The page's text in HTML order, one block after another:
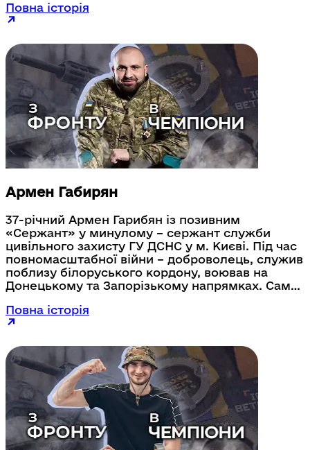
захисників російські окупанти обстріляні
реактивними системами залпового вогню
Андрія загинуло, а він сам отримав тяжкі
поранення. Рік проходив реабілітацію. Ветеран
брав участь у збірній команді, що
представляла Україну в Іспанії. Андрій
Нестеренко вважає, що головне, аби ветерани,
особливо після поранень, після того, що вони
пережили на фронті, змогли завдяки спорту
соціалізуватися, знайшли нових друзів, у
змаганнях відчули атмосферу енергії та
отримували заряд лише позитивних емоцій.
Повна історія
Армен Габирян
37-річний Армен Гарибян із позивним
«Сержант» у минулому – сержант служби
цивільного захисту ГУ ДСНС у м. Києві. Під час
повномасштабної війни – доброволець, служив
поблизу білоруського кордону, воював на
Донецькому та Запорізькому напрямках. Саме
Армен підірвався на протипіхотній міні та
втратив частину ноги. Армен Гарибян пройшов
ветерану, хто отримав такі тяжкі поранення –
варто знаходити власну мотивацію та рухатися
далі. «Спорт це класна штука. Він адаптує
ветерана, мотивує ставати кращим. Щоби не
сталося із твоїм тілом – ти продовжуєш дух
бійця» - говорить Армен Гарибян.
Повна історія